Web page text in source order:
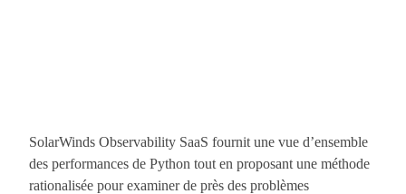
SolarWinds Observability SaaS fournit une vue d’ensemble
des performances de Python tout en proposant une méthode
rationalisée pour examiner de près des problèmes